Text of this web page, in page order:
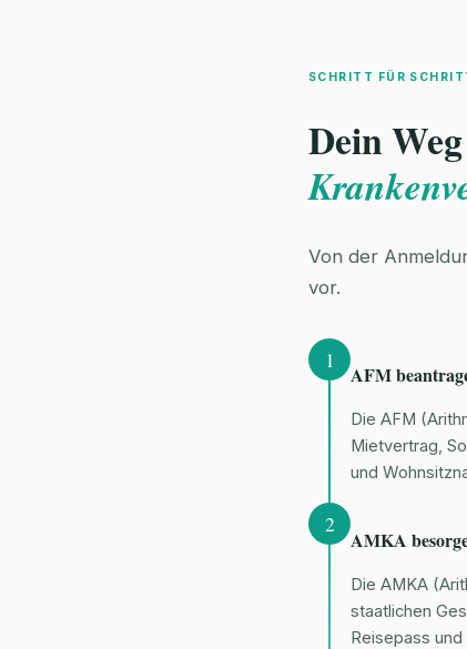
SCHRITT FÜR
Dein
Von der
vor.
1
AFM
Die AFM
Mietvertrag,
und
2
AMKA
Die AMKA
staatlichen
Reisepass